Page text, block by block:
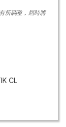
所調整，屆時將
CL